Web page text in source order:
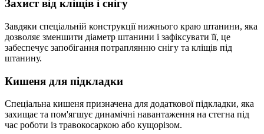
Захист від кліщів і снігу
Завдяки спеціальній конструкції нижнього краю штанини, яка
дозволяє зменшити діаметр штанини і зафіксувати її, це
забеспечує запобігання потраплянню снігу та кліщів під
штанину.
Кишеня для підкладки
Спеціальна кишеня призначена для додаткової підкладки, яка
захищає та пом'ягшує динамічні навантаження на стегна під
час роботи із травокосаркою або кущорізом.